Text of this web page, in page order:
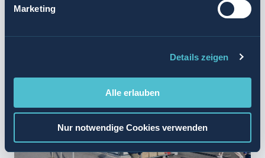
Marketing
Details zeigen
Alle erlauben
Nur notwendige Cookies verwenden
ZUSAMMENFASSUNG